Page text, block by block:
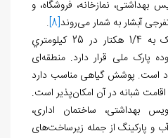
نمازخانه، فروشگاه، و
آبشار به شمار می‌روند[8]
.
با گستره نزدیک به 1/4 هکتار در 25 كيلومتري
پارک ملی قرار دارد. منطقه‌ای
است. پوشش گیاهی مناسب دارد
داشتن 48 اتاقک، اقامت شبانه در آن امکان‌پذیر است.
بهداشتی، ساختمان اداری،
و پارکینگ از جمله زیرساخت‌های